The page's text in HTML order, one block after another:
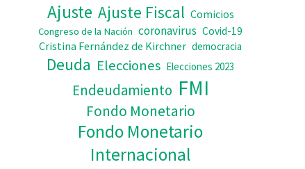
Ajuste Ajuste Fiscal Comicios
Congreso de la Nación coronavirus Covid-19
Cristina Fernández de Kirchner democracia
Deuda Elecciones Elecciones 2023
Endeudamiento FMI
Fondo Monetario
Fondo Monetario
Internacional